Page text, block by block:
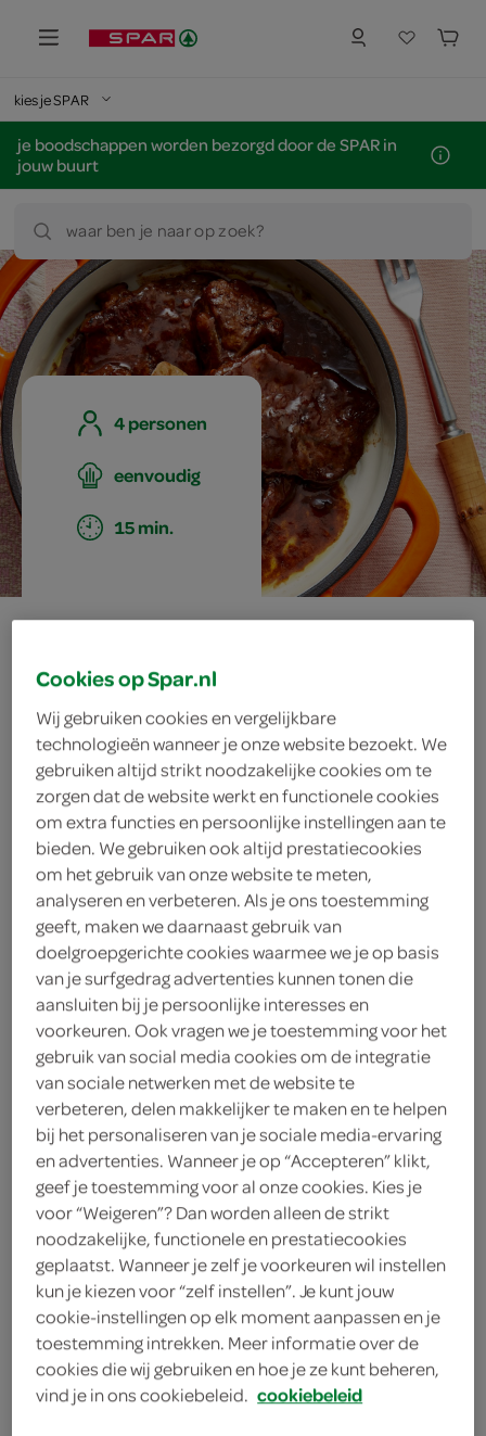
kies je SPAR
je boodschappen worden bezorgd door de SPAR in
jouw buurt
waar ben je naar op zoek?
4 personen
eenvoudig
15 min.
sukadelappen
ingrediënten
1 blaadje laurierblaadje
500 milliliter vleesbouillon
25 gram roomboter
2 eetlepels bloem
4 sukadelappen
kies je winkel
bereiden
deel op twitter
deel op facebook
print recept
Cookies op Spar.nl
Wij gebruiken cookies en vergelijkbare
technologieën wanneer je onze website bezoekt. We
gebruiken altijd strikt noodzakelijke cookies om te
zorgen dat de website werkt en functionele cookies
om extra functies en persoonlijke instellingen aan te
bieden. We gebruiken ook altijd prestatiecookies
om het gebruik van onze website te meten,
analyseren en verbeteren. Als je ons toestemming
geeft, maken we daarnaast gebruik van
doelgroepgerichte cookies waarmee we je op basis
van je surfgedrag advertenties kunnen tonen die
aansluiten bij je persoonlijke interesses en
voorkeuren. Ook vragen we je toestemming voor het
gebruik van social media cookies om de integratie
van sociale netwerken met de website te
verbeteren, delen makkelijker te maken en te helpen
bij het personaliseren van je sociale media-ervaring
en advertenties. Wanneer je op “Accepteren” klikt,
geef je toestemming voor al onze cookies. Kies je
voor “Weigeren”? Dan worden alleen de strikt
noodzakelijke, functionele en prestatiecookies
geplaatst. Wanneer je zelf je voorkeuren wil instellen
kun je kiezen voor “zelf instellen”. Je kunt jouw
cookie-instellingen op elk moment aanpassen en je
toestemming intrekken. Meer informatie over de
cookies die wij gebruiken en hoe je ze kunt beheren,
vind je in ons cookiebeleid. cookiebeleid